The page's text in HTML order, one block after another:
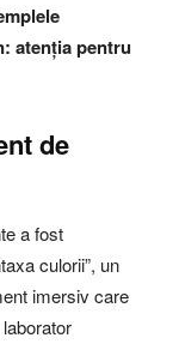
atenția pentru
de
a fost
culorii”, un
imersiv care